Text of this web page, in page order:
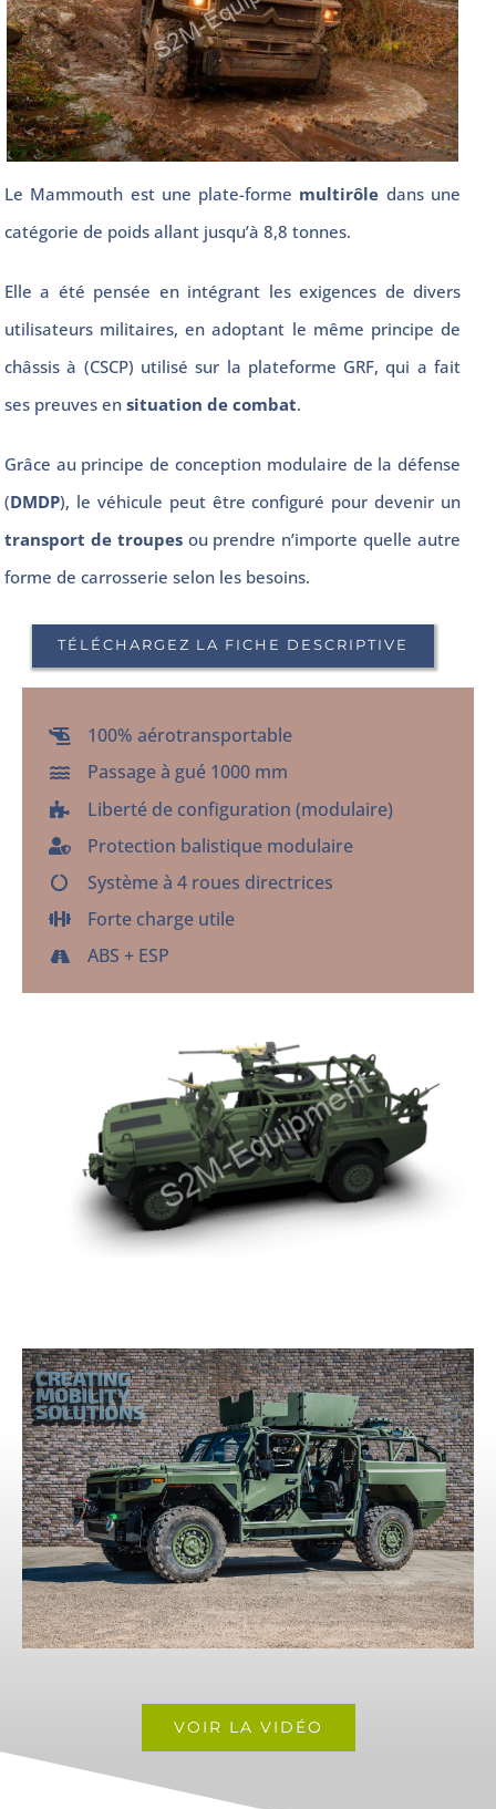
Le Mammouth est une plate-forme multirôle dans une
catégorie de poids allant jusqu’à 8,8 tonnes.
Elle a été pensée en intégrant les exigences de divers
utilisateurs militaires, en adoptant le même principe de
châssis à (CSCP) utilisé sur la plateforme GRF, qui a fait
ses preuves en situation de combat.
Grâce au principe de conception modulaire de la défense
(DMDP), le véhicule peut être configuré pour devenir un
transport de troupesou prendre n’importe quelle autre
forme de carrosserie selon les besoins.
TÉLÉCHARGEZ LA FICHE DESCRIPTIVE
100% aérotransportable
Passage à gué 1000 mm
Liberté de configuration (modulaire)
Protection balistique modulaire
Système à 4 roues directrices
Forte charge utile
ABS + ESP
VOIR LA VIDÉO